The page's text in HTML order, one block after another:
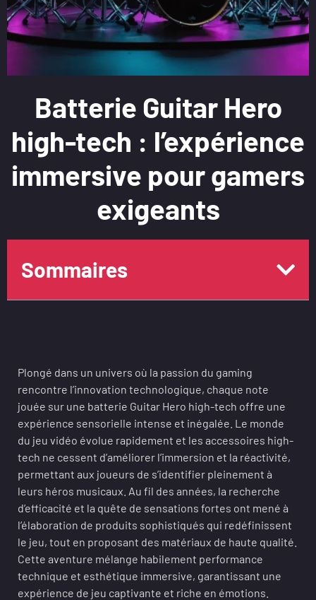
Batterie Guitar Hero
high-tech : l’expérience
immersive pour gamers
exigeants
Sommaires
Plongé dans un univers où la passion du gaming
rencontre l’innovation technologique, chaque note
jouée sur une batterie Guitar Hero high-tech offre une
expérience sensorielle intense et inégalée. Le monde
du jeu vidéo évolue rapidement et les accessoires high-
tech ne cessent d’améliorer l’immersion et la réactivité,
permettant aux joueurs de s’identifier pleinement à
leurs héros musicaux. Au fil des années, la recherche
d’efficacité et la quête de sensations fortes ont mené à
l’élaboration de produits sophistiqués qui redéfinissent
le jeu, tout en proposant des matériaux de haute qualité.
Cette aventure mélange habilement performance
technique et esthétique immersive, garantissant une
expérience de jeu captivante et riche en émotions.